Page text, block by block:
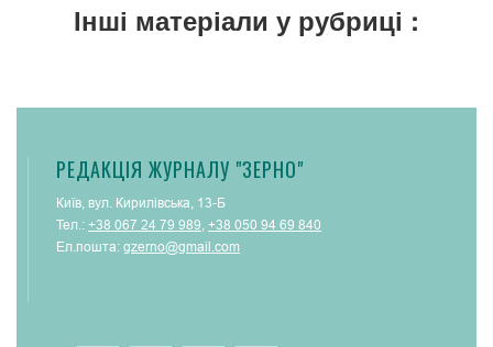
Інші матеріали у рубриці :
РЕДАКЦІЯ ЖУРНАЛУ "ЗЕРНО"
Київ, вул. Кирилівська, 13-Б
Тел.: +38 067 24 79 989, +38 050 94 69 840
Ел.пошта: gzerno@gmail.com